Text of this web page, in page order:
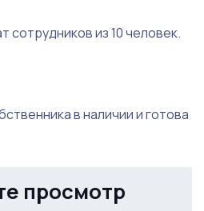
сотрудников из 10 человек.
в наличии и готова
просмотр